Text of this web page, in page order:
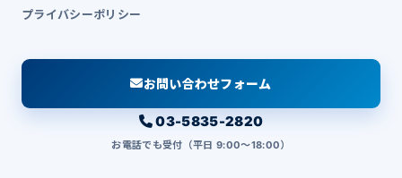
プライバシーポリシー
お問い合わせフォーム
03-5835-2820
お電話でも受付（平日 9:00〜18:00）